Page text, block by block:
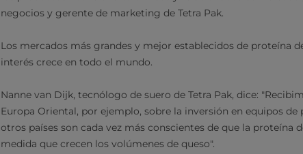
negocios y gerente de marketing de Tetra Pak.
Los mercados más grandes y mejor establecidos de proteína
interés crece en todo el mundo.
Nanne van Dijk, tecnólogo de suero de Tetra Pak, dice:
Europa Oriental, por ejemplo, sobre la inversión en equipos
otros países son cada vez más conscientes de que la proteína
medida que crecen los volúmenes de queso".